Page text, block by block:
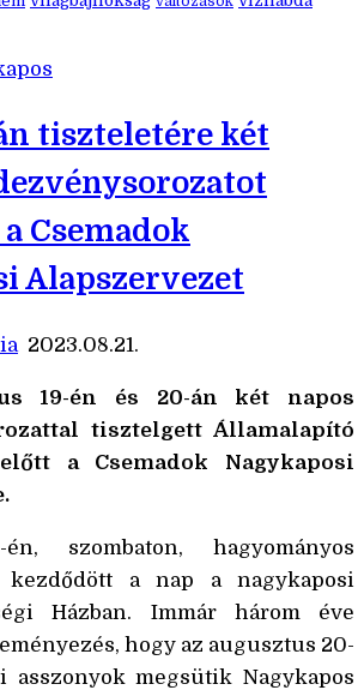
tiszteletére két
Csemadok
Alapszervezet
2023.08.21.
19-én és 20-án két napos
tisztelgett Államalapító
a Csemadok Nagykaposi
szombaton, hagyományos
kezdődött a nap a nagykaposi
Házban. Immár három éve
hogy az augusztus 20-
megsütik Nagykapos